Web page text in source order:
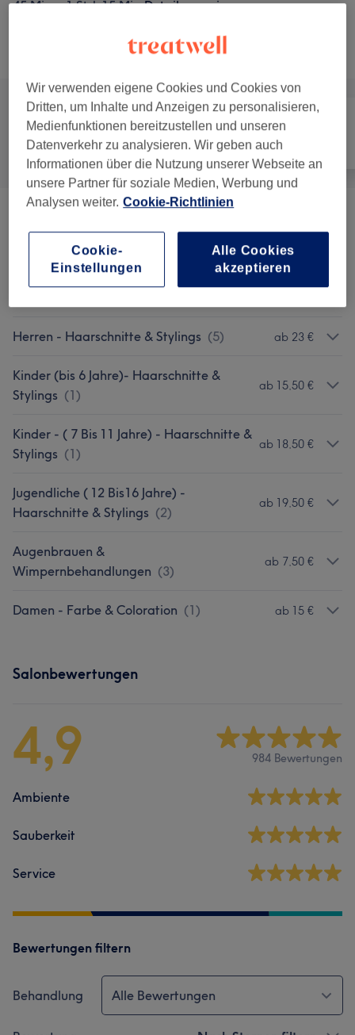
45 Min. - 1 Std. 15 Min.Details anzeigen
Alle Friseur
Damen - Farbe, Schnitt & Styling ( 9) ab 75,50 €
Herren - Haarschnitte & Stylings (5) ab 23 €
Kinder (bis 6 Jahre)- Haarschnitte &
Stylings (1)
ab 15,50 €
Kinder - ( 7 Bis 11 Jahre) - Haarschnitte &
Stylings (1)
ab 18,50 €
Jugendliche ( 12 Bis16 Jahre) -
Haarschnitte & Stylings (2)
ab 19,50 €
Augenbrauen &
Wimpernbehandlungen (3)
ab 7,50 €
Damen - Farbe & Coloration (1) ab 15 €
Salonbewertungen
4,9 984 Bewertungen
Ambiente
Sauberkeit
Service
Bewertungen filtern
Behandlung Alle Bewertungen
Wir verwenden eigene Cookies und Cookies von
Dritten, um Inhalte und Anzeigen zu personalisieren,
Medienfunktionen bereitzustellen und unseren
Datenverkehr zu analysieren. Wir geben auch
Informationen über die Nutzung unserer Webseite an
unsere Partner für soziale Medien, Werbung und
Analysen weiter. Cookie-Richtlinien
Cookie-
Einstellungen
Alle Cookies
akzeptieren